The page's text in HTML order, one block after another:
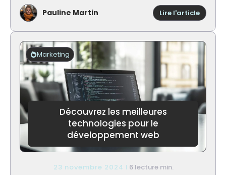
Pauline Martin Lire l'article:
ne
pas
jeter
voie
Découvrez les meilleures
technologies pour le
développement web
Marketing
23 novembre 2024 6 lecture min.